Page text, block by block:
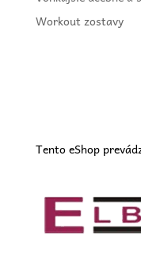
Workout zostavy
Tento eShop